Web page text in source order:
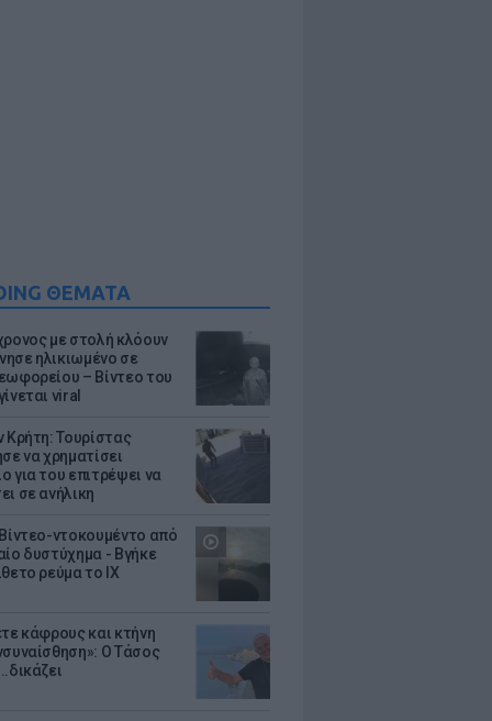
ΘΕΜΑΤΑ
με στολή κλόουν
ηλικιωμένο σε
– Βίντεο του
viral
Κρήτη: Τουρίστας
να χρηματίσει
για του επιτρέψει να
σε ανήλικη
ντοκουμέντο από
δυστύχημα - Βγήκε
ρεύμα το ΙΧ
κάφρους και κτήνη
Ο Τάσος